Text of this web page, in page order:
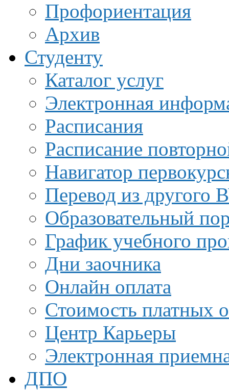
Профориентация
Архив
Студенту
Каталог услуг
Электронная
Расписания
Расписание
Навигатор
Перевод из другого
Образовательный
График учебного
Дни заочника
Онлайн оплата
Стоимость платных
Центр Карьеры
Электронная
ДПО